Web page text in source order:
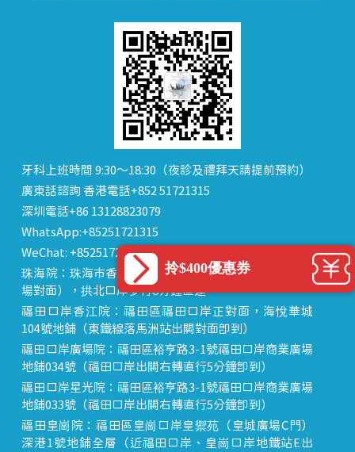
牙科上班時間 9:30～18:30（夜診及禮拜天請提前預約）
廣東話諮詢 香港電話+852 51721315
深圳電話+86 13128823079
WhatsApp:+85251721315
WeChat: +85251721315 or dentalhk
珠海院：珠海市香洲區 拱北中建商業大廈 15樓（迎賓廣
場對面），拱北口岸步行8分鐘直達
福田口岸香江院：福田區福田口岸正對面，海悅華城
104號地鋪（東鐵線落馬洲站出關對面即到）
福田口岸廣場院：福田區裕亨路3-1號福田口岸商業廣場
地鋪034號（福田口岸出關右轉直行5分鐘即到）
福田口岸星光院：福田區裕亨路3-1號福田口岸商業廣場
地鋪033號（福田口岸出關右轉直行5分鐘即到）
福田皇崗院：福田區皇崗口岸皇禦苑（皇城廣場C門）
深港1號地鋪全層（近福田口岸、皇崗口岸地鐵站E出
拎$400優惠券